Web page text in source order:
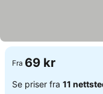
Fra 69 kr
Se priser fra 11